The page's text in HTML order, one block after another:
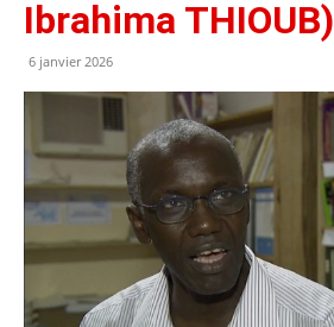
Ibrahima THIOUB)
6 janvier 2026